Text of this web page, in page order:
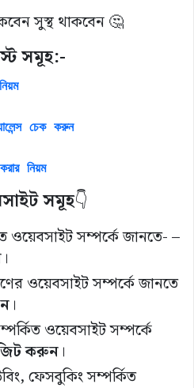
সুস্থ থাকবেন 🤔
সমূহ:-
চেক করুন
নিয়ম
সমূহ👇
ওয়েবসাইট সম্পর্কে জানতে- –
।
ওয়েবসাইট সম্পর্কে জানতে
।
ওয়েবসাইট সম্পর্কে
করুন।
ফেসবুকিং সম্পর্কিত